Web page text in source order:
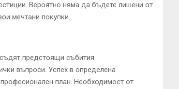
Вероятно няма да бъдете лишени от
мечтани покупки.
предстоящи събития.
въпроси. Успех в определена
план. Необходимост от